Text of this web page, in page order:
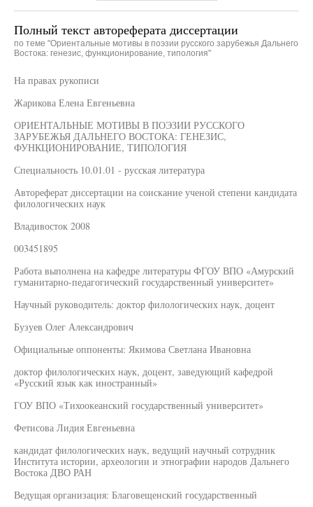
Полный текст автореферата диссертации
по теме "Ориентальные мотивы в поэзии русского зарубежья Дальнего
Востока: генезис, функционирование, типология"
На правах рукописи
Жарикова Елена Евгеньевна
ОРИЕНТАЛЬНЫЕ МОТИВЫ В ПОЭЗИИ РУССКОГО
ЗАРУБЕЖЬЯ ДАЛЬНЕГО ВОСТОКА: ГЕНЕЗИС,
ФУНКЦИОНИРОВАНИЕ, ТИПОЛОГИЯ
Специальность 10.01.01 - русская литература
Автореферат диссертации на соискание ученой степени кандидата
филологических наук
Владивосток 2008
003451895
Работа выполнена на кафедре литературы ФГОУ ВПО «Амурский
гуманитарно-педагогический государственный университет»
Научный руководитель: доктор филологических наук, доцент
Бузуев Олег Александрович
Официальные оппоненты: Якимова Светлана Ивановна
доктор филологических наук, доцент, заведующий кафедрой
«Русский язык как иностранный»
ГОУ ВПО «Тихоокеанский государственный университет»
Фетисова Лидия Евгеньевна
кандидат филологических наук, ведущий научный сотрудник
Института истории, археологии и этнографии народов Дальнего
Востока ДВО РАН
Ведущая организация: Благовещенский государственный